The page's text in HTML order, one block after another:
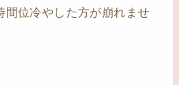
間位冷やした方が崩れませ